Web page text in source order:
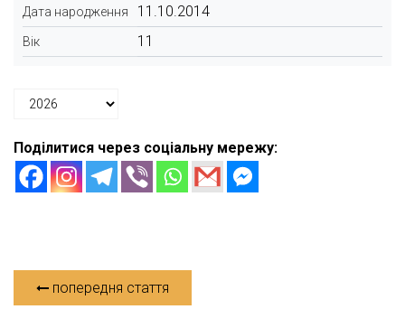
Дата народження 11.10.2014
Вік 11
Поділитися через соціальну мережу:
попередня стаття